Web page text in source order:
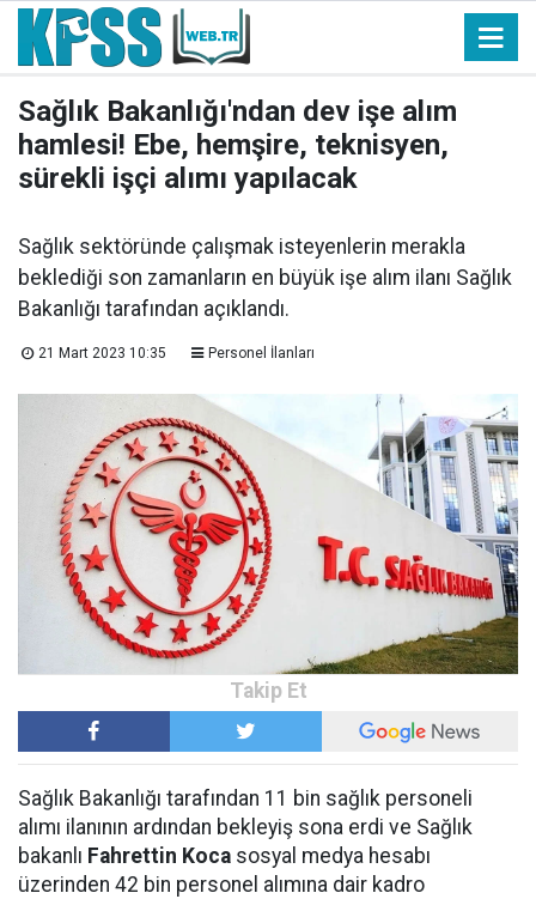
Sağlık Bakanlığı'ndan dev işe alım
hamlesi! Ebe, hemşire, teknisyen,
sürekli işçi alımı yapılacak
Sağlık sektöründe çalışmak isteyenlerin merakla
beklediği son zamanların en büyük işe alım ilanı Sağlık
Bakanlığı tarafından açıklandı.
21 Mart 2023 10:35 Personel İlanları
Sağlık Bakanlığı tarafından 11 bin sağlık personeli
alımı ilanının ardından bekleyiş sona erdi ve Sağlık
bakanlı Fahrettin Koca sosyal medya hesabı
üzerinden 42 bin personel alımına dair kadro